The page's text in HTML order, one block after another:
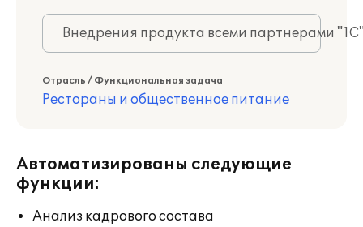
Внедрения продукта всеми партнерами
Отрасль / Функциональная задача
Рестораны и общественное питание
Автоматизированы следующие
функции:
Анализ кадрового состава